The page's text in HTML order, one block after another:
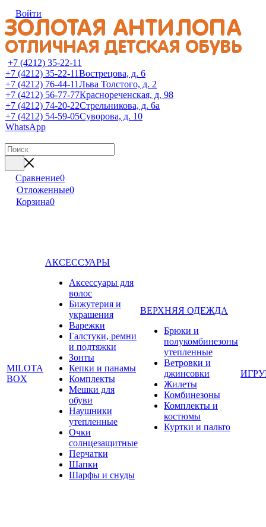
Войти
+7 (4212) 35-22-11
+7 (4212) 35-22-11Вострецова, д. 6
+7 (4212) 76-44-11Льва Толстого, д. 2
+7 (4212) 56-77-77Краснореченская, д. 98
+7 (4212) 74-20-22Стрельникова, д. 6а
+7 (4212) 54-59-05Суворова, д. 10
WhatsApp
Сравнение0
Отложенные0
Корзина0
MILOTA
BOX
АКСЕССУАРЫ
Аксессуары для
волос
Бижутерия и
украшения
Варежки
Галстуки, ремни
и подтяжки
Зонты
Кепки и панамы
Комплекты
Мешки для
обуви
Наушники
утепленные
Очки
солнцезащитные
Перчатки
Шапки
Шарфы и снуды
ВЕРХНЯЯ ОДЕЖДА
Брюки и
полукомбинезоны
утепленные
Ветровки и
джинсовки
Жилеты
Комбинезоны
Комплекты и
костюмы
Куртки и пальто